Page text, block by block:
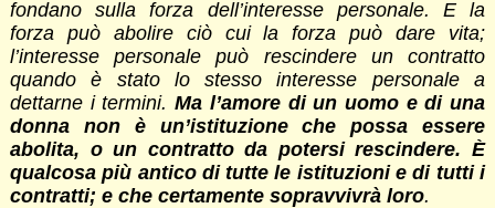
fondano sulla forza dell’interesse personale. E la
forza può abolire ciò cui la forza può dare vita;
l’interesse personale può rescindere un contratto
quando è stato lo stesso interesse personale a
dettarne i termini.Ma l’amore di un uomo e di una
donna non è un’istituzione che possa essere
abolita, o un contratto da potersi rescindere. È
qualcosa più antico di tutte le istituzioni e di tutti i
contratti; e che certamente sopravvivrà loro.